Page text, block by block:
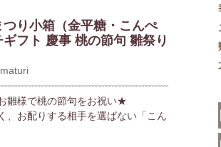
つり小箱（金平糖・こんぺ
フト 慶事 桃の節句 雛祭り
雛様で桃の節句をお祝い★
、お配りする相手を選ばない「こん